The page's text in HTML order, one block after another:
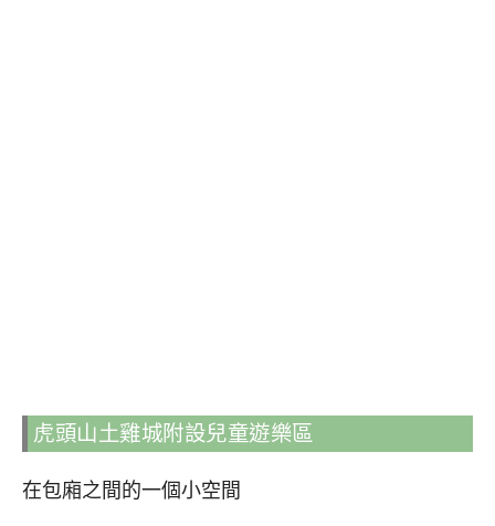
虎頭山土雞城附設兒童遊樂區
在包廂之間的一個小空間